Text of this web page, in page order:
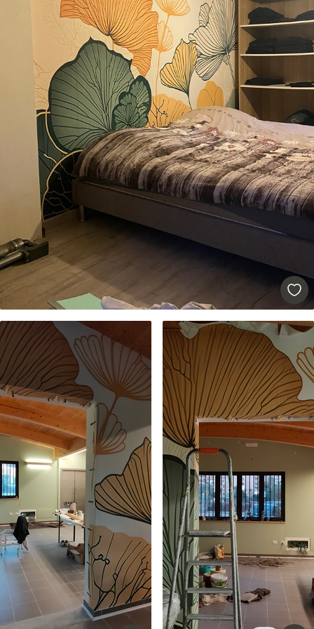
Método de
aplicación
Hasta 360 cm de altura: aplicación sin
juntas.
Más de 360 cm de altura: aplicación con
solapamiento.
Materiales disponibles
Estándar
816 .67 $ 490.00 /m²
Premium
1100.00 $ /m²
Vinilo Premium
1266.67$760 .00/m²
Peel and Stick
1533.33$ 920.00/m²